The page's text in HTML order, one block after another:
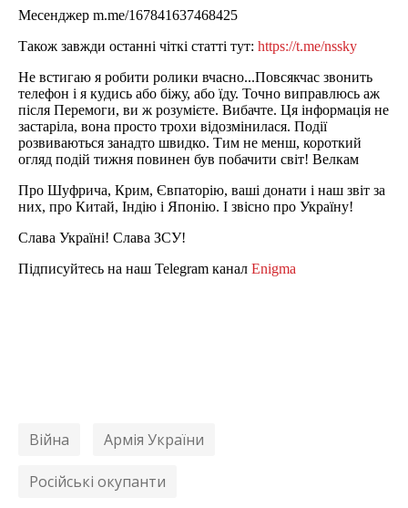
Месенджер m.me/167841637468425
Також завжди останні чіткі статті тут: https://t.me/nssky
Не встигаю я робити ролики вчасно...Повсякчас звонить
телефон і я кудись або біжу, або їду. Точно виправлюсь аж
після Перемоги, ви ж розумієте. Вибачте. Ця інформація не
застаріла, вона просто трохи відозмінилася. Події
розвиваються занадто швидко. Тим не менш, короткий
огляд подій тижня повинен був побачити світ! Велкам
Про Шуфрича, Крим, Євпаторію, ваші донати і наш звіт за
них, про Китай, Індію і Японію. І звісно про Україну!
Слава Україні! Слава ЗСУ!
Підписуйтесь на наш Telegram канал Enigma
Війна Армія України
Російські окупанти